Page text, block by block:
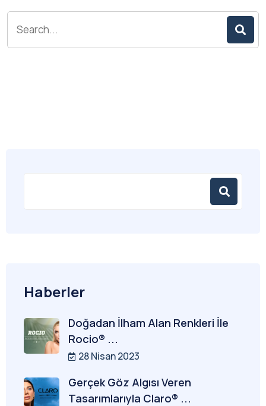
Haberler
Doğadan İlham Alan Renkleri İle
Rocio® ...
28 Nisan 2023
Gerçek Göz Algısı Veren
Tasarımlarıyla Claro® ...